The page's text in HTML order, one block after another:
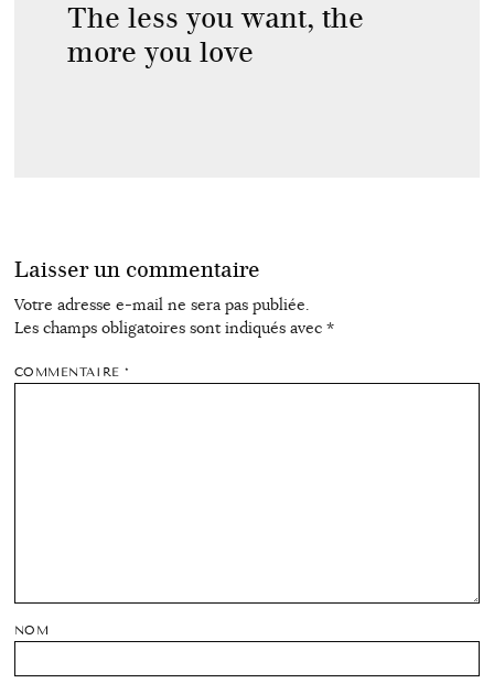
The less you want, the
more you love
Laisser un commentaire
Votre adresse e-mail ne sera pas publiée.
Les champs obligatoires sont indiqués avec *
COMMENTAIRE*
NOM